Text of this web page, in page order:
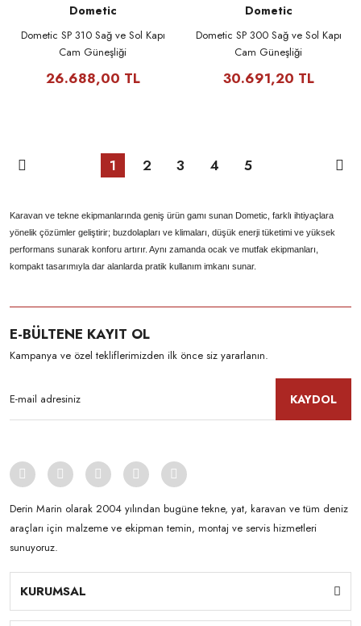
Dometic
Dometic SP 310 Sağ ve Sol Kapı
Cam Güneşliği
26.688,00 TL
Dometic
Dometic SP 300 Sağ ve Sol Kapı
Cam Güneşliği
30.691,20 TL
1 2 3 4 5
Karavan ve tekne ekipmanlarında geniş ürün gamı sunan Dometic, farklı ihtiyaçlara
yönelik çözümler geliştirir; buzdolapları ve klimaları, düşük enerji tüketimi ve yüksek
performans sunarak konforu artırır. Aynı zamanda ocak ve mutfak ekipmanları,
kompakt tasarımıyla dar alanlarda pratik kullanım imkanı sunar.
E-BÜLTENE KAYIT OL
Kampanya ve özel tekliflerimizden ilk önce siz yararlanın.
KAYDOL
Derin Marin olarak 2004 yılından bugüne tekne, yat, karavan ve tüm deniz
araçları için malzeme ve ekipman temin, montaj ve servis hizmetleri
sunuyoruz.
KURUMSAL